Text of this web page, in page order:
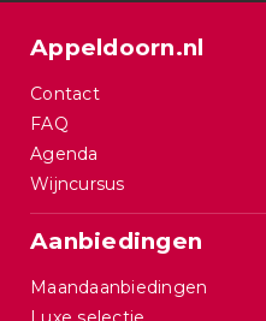
Appeldoorn.nl
Contact
FAQ
Agenda
Wijncursus
Aanbiedingen
Maandaanbiedingen